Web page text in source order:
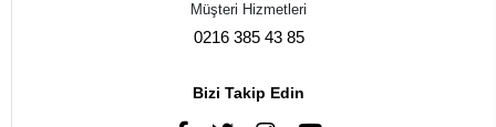
Müşteri Hizmetleri
0216 385 43 85
Bizi Takip Edin